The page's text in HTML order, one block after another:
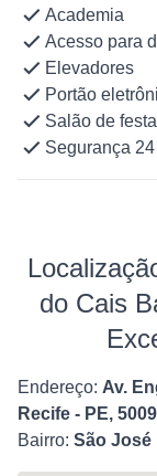
Academia
Acesso para
Elevadores
Portão
Salão de
Segurança
do Cais
Endereço: Av.
Recife - PE,
Bairro: São José